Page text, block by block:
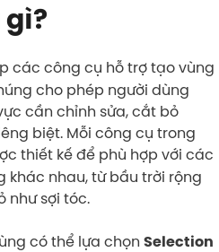
các công cụ hỗ trợ tạo vùng
cho phép người dùng
cần chỉnh sửa, cắt bỏ
biệt. Mỗi công cụ trong
thiết kế để phù hợp với các
khác nhau, từ bầu trời rộng
như sợi tóc.
có thể lựa chọn Selection